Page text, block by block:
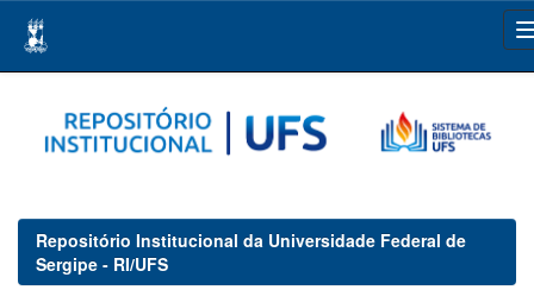
navigation
Repositório Institucional da Universidade Federal de
Sergipe - RI/UFS